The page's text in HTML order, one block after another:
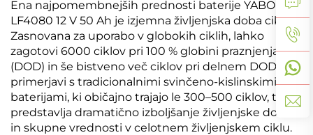
Ena najpomembnejših prednosti baterije YABO
LF4080 12 V 50 Ah je izjemna življenjska doba cikla.
Zasnovana za uporabo v globokih ciklih, lahko
zagotovi 6000 ciklov pri 100 % globini praznjenja
(DOD) in še bistveno več ciklov pri delnem DOD. V
primerjavi s tradicionalnimi svinčeno-kislinskimi
baterijami, ki običajno trajajo le 300–500 ciklov, to
predstavlja dramatično izboljšanje življenjske dobe
in skupne vrednosti v celotnem življenjskem ciklu.